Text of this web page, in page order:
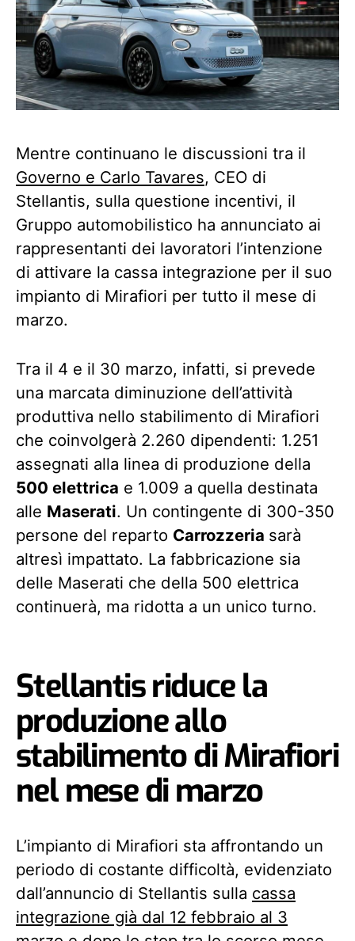
Mentre continuano le discussioni tra il
Governo e Carlo Tavares, CEO di
Stellantis, sulla questione incentivi, il
Gruppo automobilistico ha annunciato ai
rappresentanti dei lavoratori l’intenzione
di attivare la cassa integrazione per il suo
impianto di Mirafiori per tutto il mese di
marzo.
Tra il 4 e il 30 marzo, infatti, si prevede
una marcata diminuzione dell’attività
produttiva nello stabilimento di Mirafiori
che coinvolgerà 2.260 dipendenti: 1.251
assegnati alla linea di produzione della
500 elettrica e 1.009 a quella destinata
alle Maserati. Un contingente di 300-350
persone del reparto Carrozzeria sarà
altresì impattato. La fabbricazione sia
delle Maserati che della 500 elettrica
continuerà, ma ridotta a un unico turno.
Stellantis riduce la
produzione allo
stabilimento di Mirafiori
nel mese di marzo
L’impianto di Mirafiori sta affrontando un
periodo di costante difficoltà, evidenziato
dall’annuncio di Stellantis sulla cassa
integrazione già dal 12 febbraio al 3